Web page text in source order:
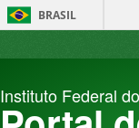
Hoppa
fram
BRASIL
Instituto Federal